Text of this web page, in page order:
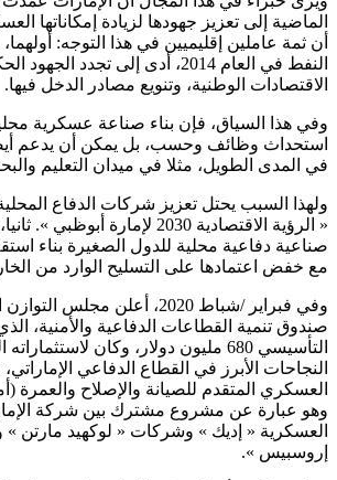
الماضية إلى تعزيز جهودها لزيادة إمكاناتها
أن ثمة عاملين إقليميين في هذا التوجه:
النفط في العام 2014، أدى إلى تجدد
الاقتصادات الوطنية، وتنويع مصادر الدخل فيها.
وفي هذا السياق، فإن بناء صناعة عسكرية
استحداث وظائف وحسب، بل يمكن أن يدعم أيضا
في المدى الطويل، مثلا في ميدان التعليم
ولهذا السبب يحتل تعزيز شركات الدفاع
« الرؤية الاقتصادية 2030 لإمارة
صناعية دفاعية محلية للدول الصغيرة بناء
مع خفض اعتمادها على التسليح الوارد من
وفي فبراير /شباط 2020، أعلن
صندوق تنمية القطاعات الدفاعية والأمنية،
التأسيسي 680 مليون دولار، وكان
النجاحات الأبرز في القطاع الدفاعي
العسكري المتقدم للصيانة والإصلاح والعمرة
وهو عبارة عن مشروع مشترك بين شركة
العسكرية « إديك » وشركات « لوكهيد مارتن
إروسبيس ».